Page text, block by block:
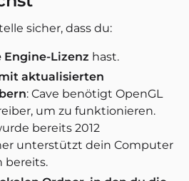
sicher, dass du:
Engine-Lizenz hast.
aktualisierten
: Cave benötigt OpenGL
um zu funktionieren.
bereits 2012
unterstützt dein Computer
bereits.